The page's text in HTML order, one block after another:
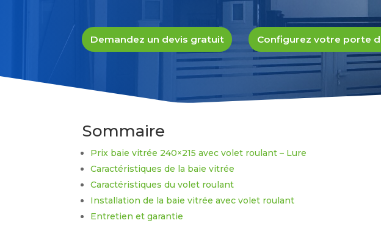
Demandez un devis gratuit Configurez votre porte
Sommaire
Prix baie vitrée 240×215 avec volet roulant – Lure
Caractéristiques de la baie vitrée
Caractéristiques du volet roulant
Installation de la baie vitrée avec volet roulant
Entretien et garantie